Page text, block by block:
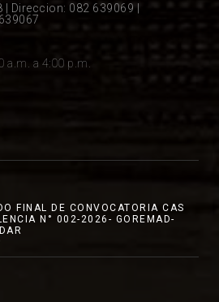
Direccion: 082 639069 |
a.m. a 4:00 p.m.
FINAL DE CONVOCATORIA CAS
N° 002-2026- GOREMAD-